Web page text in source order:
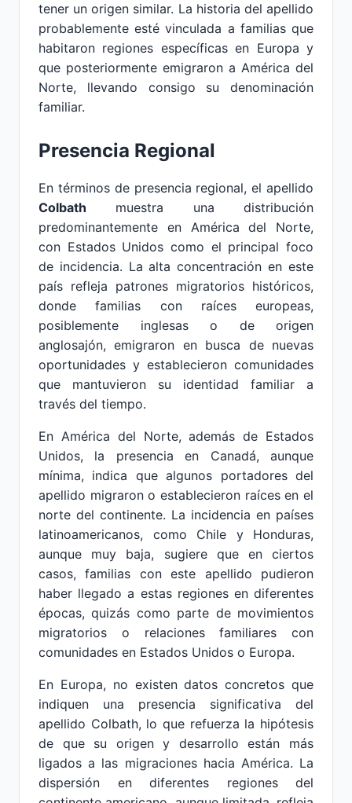
tener un origen similar. La historia del apellido
probablemente esté vinculada a familias que
habitaron regiones específicas en Europa y
que posteriormente emigraron a América del
Norte, llevando consigo su denominación
familiar.
Presencia Regional
En términos de presencia regional, el apellido
Colbath muestra una distribución
predominantemente en América del Norte,
con Estados Unidos como el principal foco
de incidencia. La alta concentración en este
país refleja patrones migratorios históricos,
donde familias con raíces europeas,
posiblemente inglesas o de origen
anglosajón, emigraron en busca de nuevas
oportunidades y establecieron comunidades
que mantuvieron su identidad familiar a
través del tiempo.
En América del Norte, además de Estados
Unidos, la presencia en Canadá, aunque
mínima, indica que algunos portadores del
apellido migraron o establecieron raíces en el
norte del continente. La incidencia en países
latinoamericanos, como Chile y Honduras,
aunque muy baja, sugiere que en ciertos
casos, familias con este apellido pudieron
haber llegado a estas regiones en diferentes
épocas, quizás como parte de movimientos
migratorios o relaciones familiares con
comunidades en Estados Unidos o Europa.
En Europa, no existen datos concretos que
indiquen una presencia significativa del
apellido Colbath, lo que refuerza la hipótesis
de que su origen y desarrollo están más
ligados a las migraciones hacia América. La
dispersión en diferentes regiones del